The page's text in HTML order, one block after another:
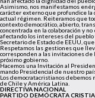
Asimismo, nos manifestamos
carácter externo que profundice
actual régimen. Reiteramos que
contexto democrático, abierto,
concentrada en la colaboración y
afectando los intereses del pueblo
Secretario de Estado de EEUU,
Respetamos las gestiones que
corresponden a las invitaciones
próximo gobierno.
Hacemos una Invitación al
mando Presidencial de nuestro
Los democratacristianos debemos
de Chile y América Latina.
DIRECTIVA NACIONAL
PARTIDO DEMÓCRATA